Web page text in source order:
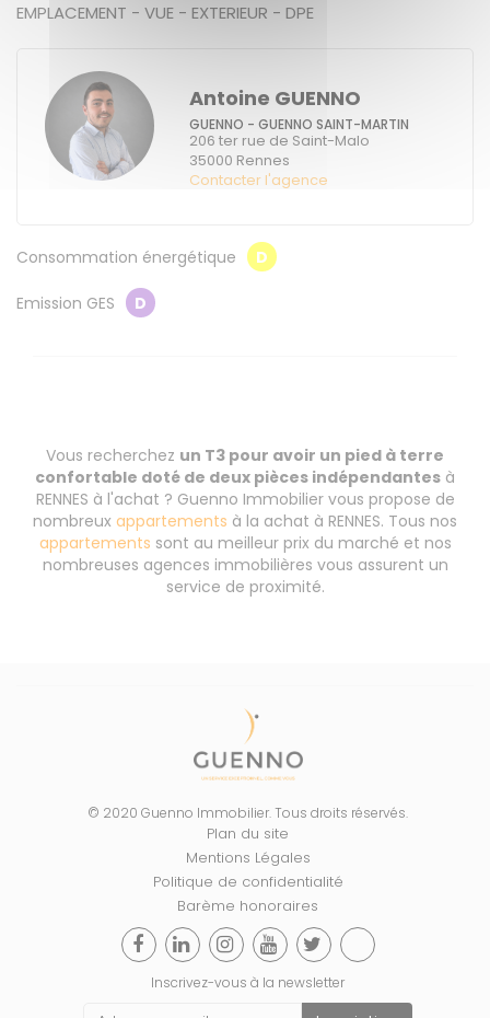
EMPLACEMENT - VUE - EXTERIEUR - DPE
Antoine GUENNO
GUENNO - GUENNO SAINT-MARTIN
206 ter rue de Saint-Malo
35000 Rennes
Contacter l'agence
Consommation énergétique D
Emission GES D
Vous recherchez un T3 pour avoir un pied à terre
confortable doté de deux pièces indépendantes à
RENNES à l'achat ? Guenno Immobilier vous propose de
nombreux appartements à la achat à RENNES. Tous nos
appartements sont au meilleur prix du marché et nos
nombreuses agences immobilières vous assurent un
service de proximité.
© 2020 Guenno Immobilier. Tous droits réservés.
Plan du site
Mentions Légales
Politique de confidentialité
Barème honoraires
Inscrivez-vous à la newsletter